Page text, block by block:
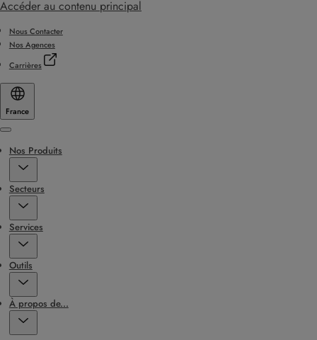
Accéder au contenu principal
Nous Contacter
Nos Agences
Carrières
France
Menu
Nos Produits
Secteurs
Services
Outils
À propos de...